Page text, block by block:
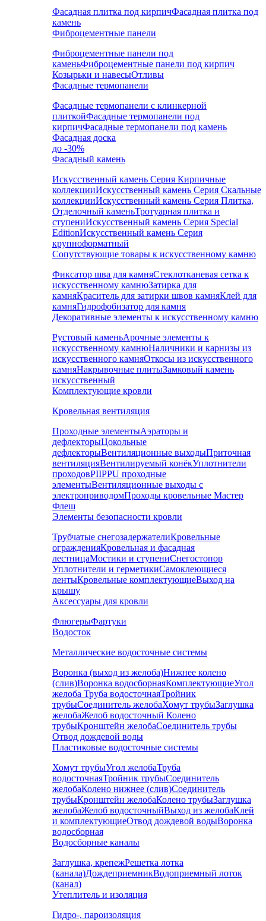
Фасадная плитка под кирпичФасадная плитка под
камень
Фиброцементные панели
Фиброцементные панели под
каменьФиброцементные панели под кирпич
Козырьки и навесыОтливы
Фасадные термопанели
Фасадные термопанели с клинкерной
плиткойФасадные термопанели под
кирпичФасадные термопанели под камень
Фасадная доска
до -30%
Фасадный камень
Искусственный камень Серия Кирпичные
коллекцииИскусственный камень Серия Скальные
коллекцииИскусственный камень Серия Плитка,
Отделочный каменьТротуарная плитка и
ступениИскусственный камень Серия Special
EditionИскусственный камень Серия
крупноформатный
Сопутствующие товары к искусственному камню
Фиксатор шва для камняСтеклотканевая сетка к
искусственному камнюЗатирка для
камняКраситель для затирки швов камняКлей для
камняГидрофобизатор для камня
Декоративные элементы к искусственному камню
Рустовый каменьАрочные элементы к
искусственному камнюНаличники и карнизы из
искусственного камняОткосы из искусственного
камняНакрывочные плитыЗамковый камень
искусственный
Комплектующие кровли
Кровельная вентиляция
Проходные элементыАэраторы и
дефлекторыЦокольные
дефлекторыВентиляционные выходыПриточная
вентиляцияВентилируемый конёкУплотнители
проходовPIIPPU проходные
элементыВентиляционные выходы с
электроприводомПроходы кровельные Мастер
Флеш
Элементы безопасности кровли
Трубчатые снегозадержателиКровельные
огражденияКровельная и фасадная
лестницаМостики и ступениСнегостопор
Уплотнители и герметикиСамоклеющиеся
лентыКровельные комплектующиеВыход на
крышу
Аксессуары для кровли
ФлюгерыФартуки
Водосток
Металлические водосточные системы
Воронка (выход из желоба)Нижнее колено
(слив)Воронка водосборнаяКомплектующиеУгол
желоба Труба водосточнаяТройник
трубыСоединитель желобаХомут трубыЗаглушка
желобаЖелоб водосточный Колено
трубыКронштейн желобаСоединитель трубы
Отвод дождевой воды
Пластиковые водосточные системы
Хомут трубыУгол желобаТруба
водосточнаяТройник трубыСоединитель
желобаКолено нижнее (слив)Соединитель
трубыКронштейн желобаКолено трубыЗаглушка
желобаЖелоб водосточныйВыход из желобаКлей
и комплектующиеОтвод дождевой водыВоронка
водосборная
Водосборные каналы
Заглушка, крепежРешетка лотка
(канала)ДождеприемникВодоприемный лоток
(канал)
Утеплитель и изоляция
Гидро-, пароизоляция